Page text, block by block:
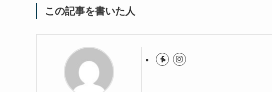
この記事を書いた人